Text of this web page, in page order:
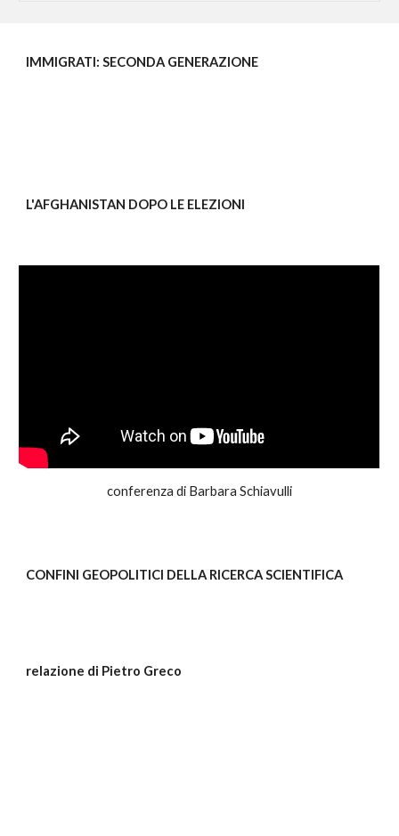
IMMIGRATI: SECONDA GENERAZIONE
L'AFGHANISTAN DOPO LE ELEZIONI
conferenza di Barbara Schiavulli
CONFINI GEOPOLITICI DELLA RICERCA SCIENTIFICA
relazione di Pietro Greco